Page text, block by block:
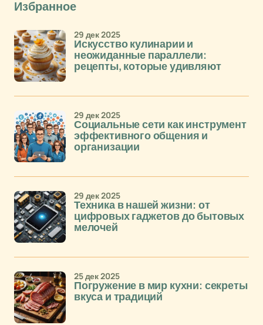
Избранное
Искусство кулинарии и
неожиданные параллели:
рецепты, которые удивляют
29 дек 2025
Социальные сети как инструмент
эффективного общения и
организации
29 дек 2025
Техника в нашей жизни: от
цифровых гаджетов до бытовых
мелочей
29 дек 2025
Погружение в мир кухни: секреты
вкуса и традиций
25 дек 2025